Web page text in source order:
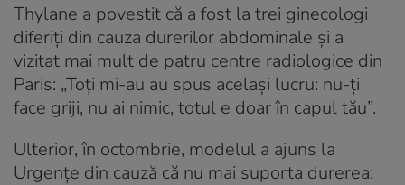
Thylane a povestit că a fost la trei ginecologi
diferiți din cauza durerilor abdominale și a
vizitat mai mult de patru centre radiologice din
Paris: „Toți mi-au au spus același lucru: nu-ți
face griji, nu ai nimic, totul e doar în capul tău”.
Ulterior, în octombrie, modelul a ajuns la
Urgențe din cauză că nu mai suporta durerea: